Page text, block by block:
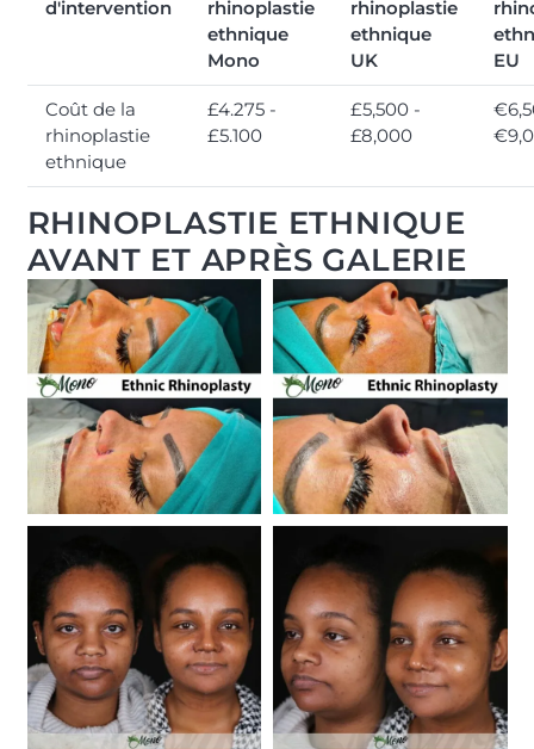
d'intervention
rhinoplastie
ethnique
Mono
rhinoplastie
ethnique
UK
EU
Coût de la
rhinoplastie
ethnique
£4.275 -
£5.100
£5,500 -
£8,000
RHINOPLASTIE ETHNIQUE
AVANT ET APRÈS GALERIE